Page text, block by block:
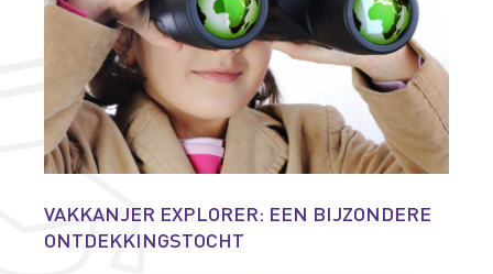
VAKKANJER EXPLORER: EEN BIJZONDERE
ONTDEKKINGSTOCHT